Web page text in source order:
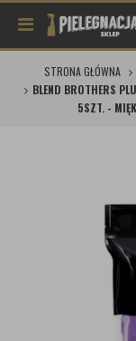
STRONA GŁÓWNA
BLEND BROTHERS
5SZT. -